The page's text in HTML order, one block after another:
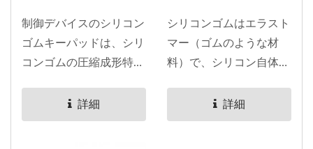
制御デバイスのシリコン
ゴムキーパッドは、シリ
コンゴムの圧縮成形特性
ンターの周りに角度のあ
るウェビングを作成しま
詳細
シリコンゴムはエラスト
マー（ゴムのような材
料）で、シリコン自体が
ンと炭素、水素、酸素を
含んでいます。...
詳細